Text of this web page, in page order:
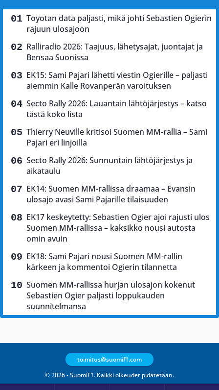
Toyotan data paljasti, mikä johti Sebastien Ogierin
rajuun ulosajoon
Ralliradio 2026: Taajuus, lähetysajat, juontajat ja
Bensaa Suonissa
EK15: Sami Pajari lähetti viestin Ogierille – paljasti
aiemmin Kalle Rovanperän varoituksen
Secto Rally 2026: Lauantain lähtöjärjestys – katso
tästä koko lista
Thierry Neuville kritisoi Suomen MM-rallia – Sami
Pajari eri linjoilla
Secto Rally 2026: Sunnuntain lähtöjärjestys ja
aikataulu
EK14: Suomen MM-rallissa draamaa – Evansin
ulosajo avasi Sami Pajarille tilaisuuden
EK17 keskeytetty: Sebastien Ogier ajoi rajusti ulos
Suomen MM-rallissa – kaksikko nousi autosta
omin avuin
EK18: Sami Pajari nousi Suomen MM-rallin
kärkeen ja kommentoi Ogierin tilannetta
Suomen MM-rallissa hurjan ulosajon kokenut
Sebastien Ogier paljasti loppukauden
suunnitelmansa
© 2026 - SuomiF1. Kaikki oikeudet pidätetään.
toimitus@suomif1.com